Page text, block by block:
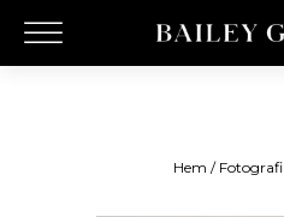
Hem / Fotografi